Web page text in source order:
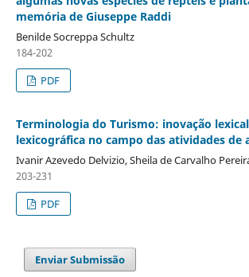
memória de Giuseppe Raddi
Benilde Socreppa Schultz
184-202
PDF
Terminologia do Turismo: inovação
lexicográfica no campo das atividades de
Ivanir Azevedo Delvizio, Sheila de Carvalho
203-231
PDF
Enviar Submissão